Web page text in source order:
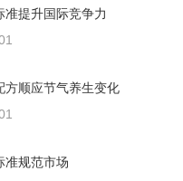
准提升国际竞争力
方顺应节气养生变化
准规范市场